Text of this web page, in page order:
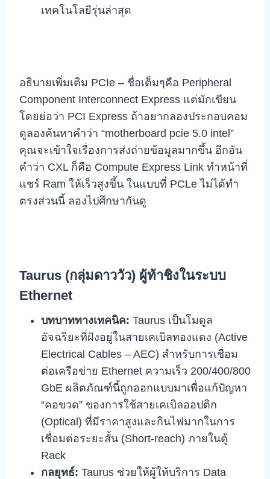
เทคโนโลยีรุ่นล่าสุด
อธิบายเพิ่มเติม PCIe – ชื่อเต็มๆคือ Peripheral
Component Interconnect Express แต่มักเขียน
โดยย่อว่า PCI Express ถ้าอยากลองประกอบคอม
ดูลองค้นหาคำว่า “motherboard pcie 5.0 intel”
คุณจะเข้าใจเรื่องการส่งถ่ายข้อมูลมากขึ้น อีกอัน
คำว่า CXL ก็คือ Compute Express Link ทำหน้าที่
แชร์ Ram ให้เร็วสูงขึ้น ในแบบที่ PCLe ไม่ได้ทำ
ตรงส่วนนี้ ลองไปศึกษากันดู
Taurus (กลุ่มดาววัว) ผู้ท้าชิงในระบบ
Ethernet
บทบาททางเทคนิค: Taurus เป็นโมดูล
อัจฉริยะที่ฝังอยู่ในสายเคเบิลทองแดง (Active
Electrical Cables – AEC) สำหรับการเชื่อม
ต่อเครือข่าย Ethernet ความเร็ว 200/400/800
GbE ผลิตภัณฑ์นี้ถูกออกแบบมาเพื่อแก้ปัญหา
“คอขวด” ของการใช้สายเคเบิลออปติก
(Optical) ที่มีราคาสูงและกินไฟมากในการ
เชื่อมต่อระยะสั้น (Short-reach) ภายในตู้
Rack
กลยุทธ์: Taurus ช่วยให้ผู้ให้บริการ Data